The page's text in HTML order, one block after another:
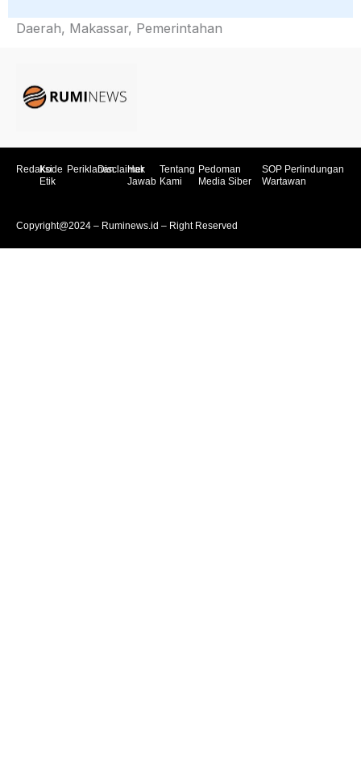
Daerah, Makassar, Pemerintahan
RedaksiKode
Etik
PeriklananDisclaimer
Hak
Jawab
Tentang
Kami
Pedoman
Media Siber
SOP Perlindungan
Wartawan
Copyright@2024 – Ruminews.id – Right Reserved